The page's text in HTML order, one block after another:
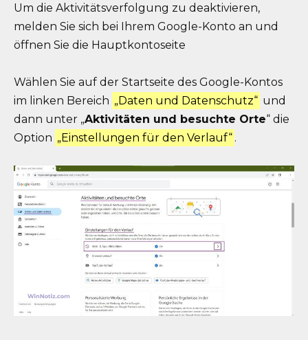
Um die Aktivitätsverfolgung zu deaktivieren,
melden Sie sich bei Ihrem Google-Konto an und
öffnen Sie die Hauptkontoseite
Wählen Sie auf der Startseite des Google-Kontos
im linken Bereich „Daten und Datenschutz“ und
dann unter „Aktivitäten und besuchte Orte“ die
Option „Einstellungen für den Verlauf“ .